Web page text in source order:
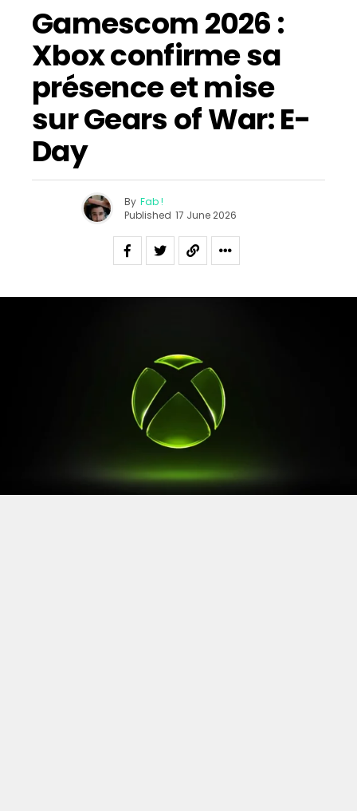
Gamescom 2026 :
Xbox confirme sa
présence et mise
sur Gears of War: E-
Day
By Fab !
Published 17 June 2026